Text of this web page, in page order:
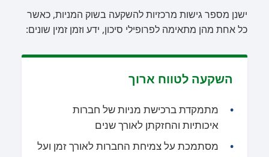
ישנן מספר גישות מרכזיות להשקעה בשוק המניות, כאשר
כל אחת מהן מתאימה לפרופילי סיכון, ידע וזמן זמין שונים:
השקעה לטווח ארוך
מתמקדת ברכישת מניות של חברות
איכותיות והחזקתן לאורך שנים
מסתמכת על צמיחת החברות לאורך זמן ועל